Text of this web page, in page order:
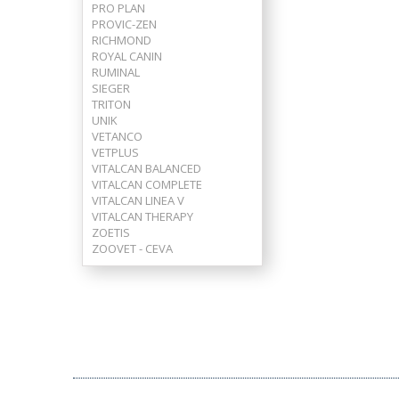
PRO PLAN
PROVIC-ZEN
RICHMOND
ROYAL CANIN
RUMINAL
SIEGER
TRITON
UNIK
VETANCO
VETPLUS
VITALCAN BALANCED
VITALCAN COMPLETE
VITALCAN LINEA V
VITALCAN THERAPY
ZOETIS
ZOOVET - CEVA